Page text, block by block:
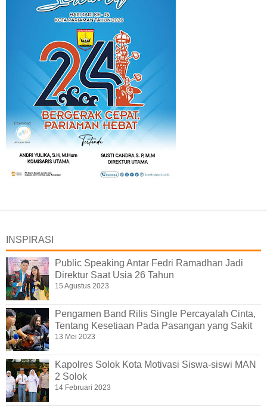
INSPIRASI
Public Speaking Antar Fedri Ramadhan Jadi
Direktur Saat Usia 26 Tahun
15 Agustus 2023
Pengamen Band Rilis Single Percayalah Cinta,
Tentang Kesetiaan Pada Pasangan yang Sakit
13 Mei 2023
Kapolres Solok Kota Motivasi Siswa-siswi MAN
2 Solok
14 Februari 2023